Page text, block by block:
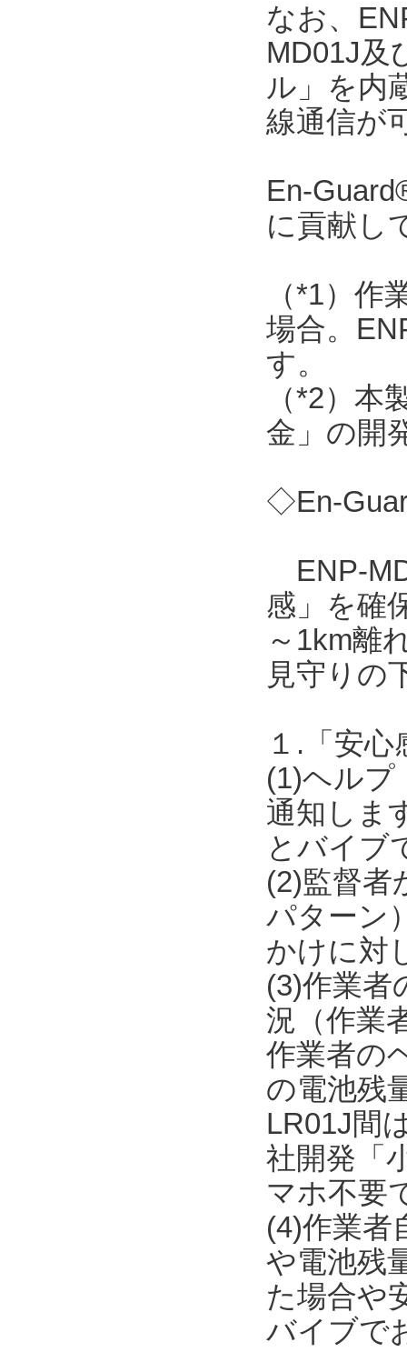
なお、
MD01J及
ル」を内
線通信が
En-
に貢献し
（*1）
場合。
す。
（*2）
金」の開
◇En-
ENP-
感」を確
～1km離
見守りの
１.「安
(1)ヘルプ
通知しま
とバイブ
(2)監督者
パターン
かけに対
(3)作業者
況（作業
作業者の
の電池残
LR01J間
社開発「
マホ不要
(4)作業者
や電池残
た場合や
バイブで